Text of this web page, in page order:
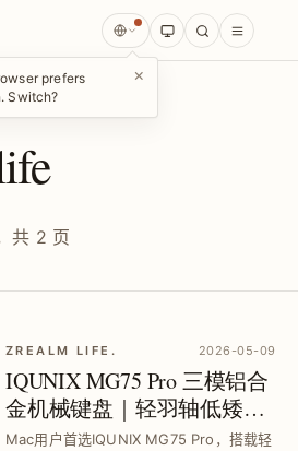
prefers
Switch?
×
共 2 页
ZREALM LIFE. 2026-05-09
IQUNIX MG75 Pro 三模铝合
金机械键盘｜轻羽轴低矮轴
设计，MacOS 完美支援
Mac用户首选IQUNIX MG75 Pro，搭载轻